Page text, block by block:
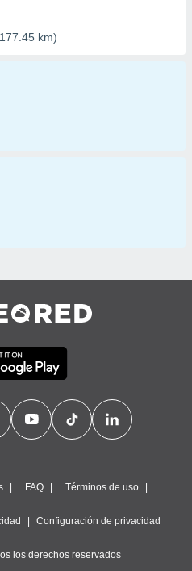
km)
FAQ Términos de uso
Configuración de privacidad
los derechos reservados